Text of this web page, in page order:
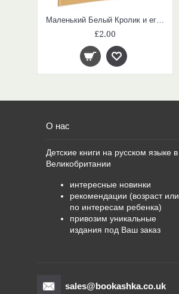
Маленький Белый Кролик и его лучший друг
£2.00
О нас
Детские книги на русском языке в
Великобритании
интересные новинки
рекомендации (возраст или
по интересам ребенка)
привозим уникальные
издания под Ваш заказ
sales@bookashka.co.uk